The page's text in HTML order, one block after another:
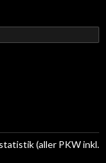
(aller PKW inkl.